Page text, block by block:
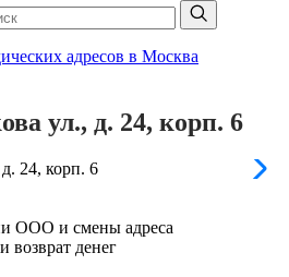
адресов в Москва
ул., д. 24, корп. 6
ООО и смены адреса
возврат денег